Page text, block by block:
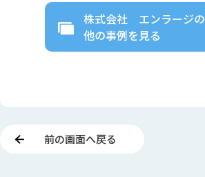
株式会社 エンラージの
他の事例を見る
前の画面へ戻る